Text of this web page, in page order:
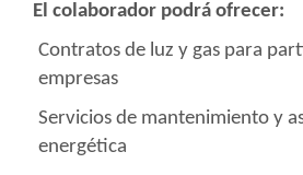
El colaborador podrá ofrecer:
Contratos de luz y gas para
empresas
Servicios de mantenimiento y
energética